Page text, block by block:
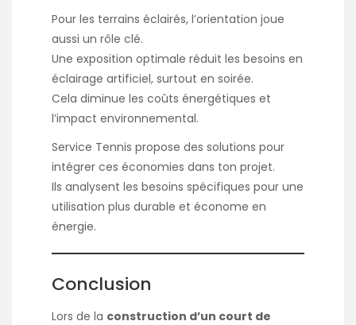
Pour les terrains éclairés, l’orientation joue
aussi un rôle clé.
Une exposition optimale réduit les besoins en
éclairage artificiel, surtout en soirée.
Cela diminue les coûts énergétiques et
l’impact environnemental.
Service Tennis propose des solutions pour
intégrer ces économies dans ton projet.
Ils analysent les besoins spécifiques pour une
utilisation plus durable et économe en
énergie.
Conclusion
Lors de la construction d’un court de